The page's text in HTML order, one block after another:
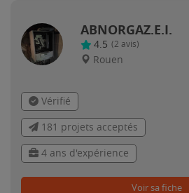
ABNORGAZ.E.I.
4.5 (2 avis)
Rouen
Vérifié
181 projets acceptés
4 ans d'expérience
Voir sa fiche